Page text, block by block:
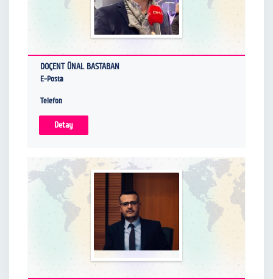
DOÇENT ÜNAL BASTABAN
E-Posta
Telefon
Detay
.